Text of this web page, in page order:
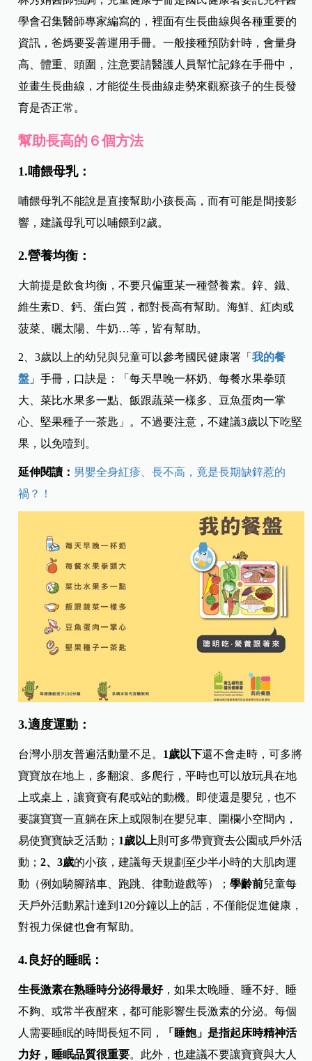
學會召集醫師專家編寫的，裡面有生長曲線與各種重要的
資訊，爸媽要妥善運用手冊。一般接種預防針時，會量身
高、體重、頭圍，注意要請醫護人員幫忙記錄在手冊中，
並畫生長曲線，才能從生長曲線走勢來觀察孩子的生長發
育是否正常。
幫助長高的６個方法
1.哺餵母乳：
哺餵母乳不能說是直接幫助小孩長高，而有可能是間接影
響，建議母乳可以哺餵到2歲。
2.營養均衡：
大前提是飲食均衡，不要只偏重某一種營養素。鋅、鐵、
維生素D、鈣、蛋白質，都對長高有幫助。海鮮、紅肉或
菠菜、曬太陽、牛奶…等，皆有幫助。
2、3歲以上的幼兒與兒童可以參考國民健康署「我的餐
盤 」手冊，口訣是：「每天早晚一杯奶、每餐水果拳頭
大、菜比水果多一點、飯跟蔬菜一樣多、豆魚蛋肉一掌
心、堅果種子一茶匙」。不過要注意，不建議3歲以下吃堅
果，以免噎到。
延伸閱讀： 男嬰全身紅疹、長不高，竟是長期缺鋅惹的
禍？！
3.適度運動：
台灣小朋友普遍活動量不足。 1歲以下還不會走時，可多將
寶寶放在地上，多翻滾、多爬行，平時也可以放玩具在地
上或桌上，讓寶寶有爬或站的動機。即使還是嬰兒，也不
要讓寶寶一直躺在床上或限制在嬰兒車、圍欄小空間內，
易使寶寶缺乏活動； 1歲以上則可多帶寶寶去公園或戶外活
動；2、3歲的小孩，建議每天規劃至少半小時的大肌肉運
動（例如騎腳踏車、跑跳、律動遊戲等）；學齡前兒童每
天戶外活動累計達到120分鐘以上的話，不僅能促進健康，
對視力保健也會有幫助。
4.良好的睡眠：
生長激素在熟睡時分泌得最好，如果太晚睡、睡不好、睡
不夠、或常半夜醒來，都可能影響生長激素的分泌。每個
人需要睡眠的時間長短不同，
「睡飽」是指起床時精神活
力好，睡眠品質很重要。此外，也建議不要讓寶寶與大人